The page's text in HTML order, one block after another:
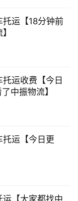
运【18分钟前
运收费【今日
中振物流】
托运【今日更
【大家都找中